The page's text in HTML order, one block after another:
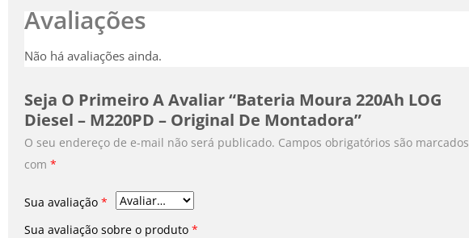
Avaliações
Não há avaliações ainda.
Seja O Primeiro A Avaliar “Bateria Moura 220Ah LOG
Diesel – M220PD – Original De Montadora”
O seu endereço de e-mail não será publicado. Campos obrigatórios são marcados
com *
Sua avaliação *
Sua avaliação sobre o produto *